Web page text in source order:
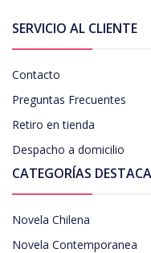
SERVICIO AL CLIENTE
Contacto
Preguntas Frecuentes
Retiro en tienda
Despacho a domicilio
CATEGORÍAS
Novela Chilena
Novela Contemporanea